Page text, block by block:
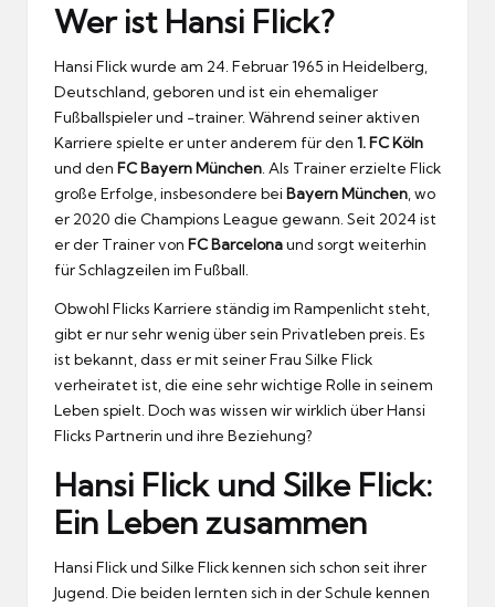
Wer ist Hansi Flick?
Hansi Flick wurde am 24. Februar 1965 in Heidelberg,
Deutschland, geboren und ist ein ehemaliger
Fußballspieler und -trainer. Während seiner aktiven
Karriere spielte er unter anderem für den 1. FC Köln
und den FC Bayern München . Als Trainer erzielte Flick
große Erfolge, insbesondere beiBayern München , wo
er 2020 die Champions League gewann. Seit 2024 ist
er der Trainer von FC Barcelonaund sorgt weiterhin
für Schlagzeilen im Fußball.
Obwohl Flicks Karriere ständig im Rampenlicht steht,
gibt er nur sehr wenig über sein Privatleben preis. Es
ist bekannt, dass er mit seiner Frau Silke Flick
verheiratet ist, die eine sehr wichtige Rolle in seinem
Leben spielt. Doch was wissen wir wirklich über Hansi
Flicks Partnerin und ihre Beziehung?
Hansi Flick und Silke Flick:
Ein Leben zusammen
Hansi Flick und Silke Flick kennen sich schon seit ihrer
Jugend. Die beiden lernten sich in der Schule kennen